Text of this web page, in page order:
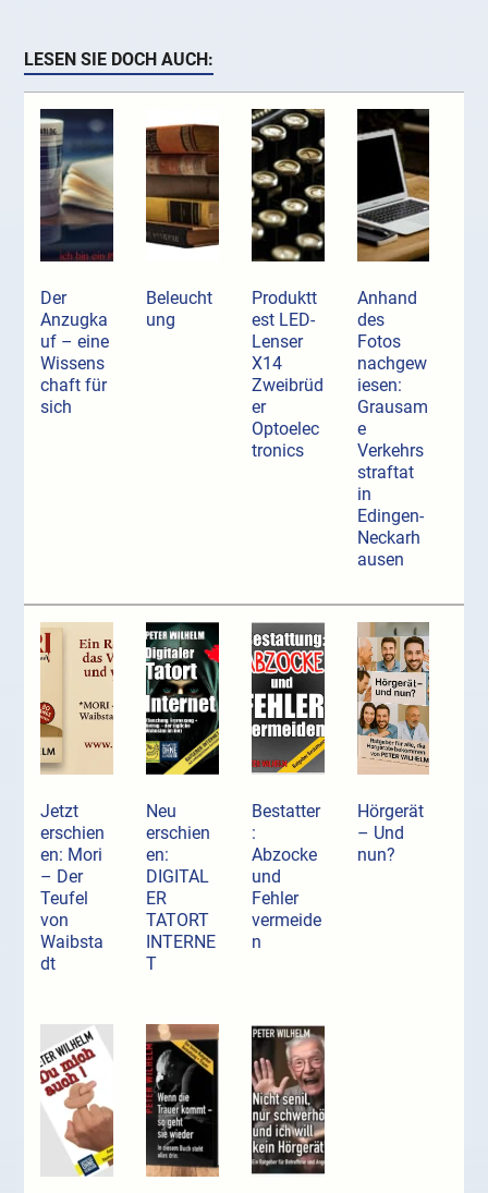
LESEN SIE DOCH AUCH:
Der
Anzugka
uf ­– eine
Wissens
chaft für
sich
Beleucht
ung
Produktt
est LED-
Lenser
X14
Zweibrüd
er
Optoelec
tronics
Anhand
des
Fotos
nachgew
iesen:
Grausam
e
Verkehrs
straftat
in
Edingen-
Neckarh
ausen
Jetzt
erschien
en: Mori
– Der
Teufel
von
Waibsta
dt
Neu
erschien
en:
DIGITAL
ER
TATORT
INTERNE
T
Bestatter
:
Abzocke
und
Fehler
vermeide
n
Hörgerät
– Und
nun?